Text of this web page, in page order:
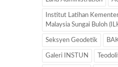
Institut Latihan
Malaysia Sungai Buloh
Seksyen Geodetik
Galeri INSTUN